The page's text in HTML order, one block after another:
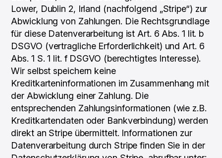
Lower, Dublin 2, Irland (nachfolgend „Stripe“) zur
Abwicklung von Zahlungen. Die Rechtsgrundlage
für diese Datenverarbeitung ist Art. 6 Abs. 1 lit. b
DSGVO (vertragliche Erforderlichkeit) und Art. 6
Abs. 1 S. 1 lit. f DSGVO (berechtigtes Interesse).
Wir selbst speichern keine
Kreditkarteninformationen im Zusammenhang mit
der Abwicklung einer Zahlung. Die
entsprechenden Zahlungsinformationen (wie z.B.
Kreditkartendaten oder Bankverbindung) werden
direkt an Stripe übermittelt. Informationen zur
Datenverarbeitung durch Stripe finden Sie in der